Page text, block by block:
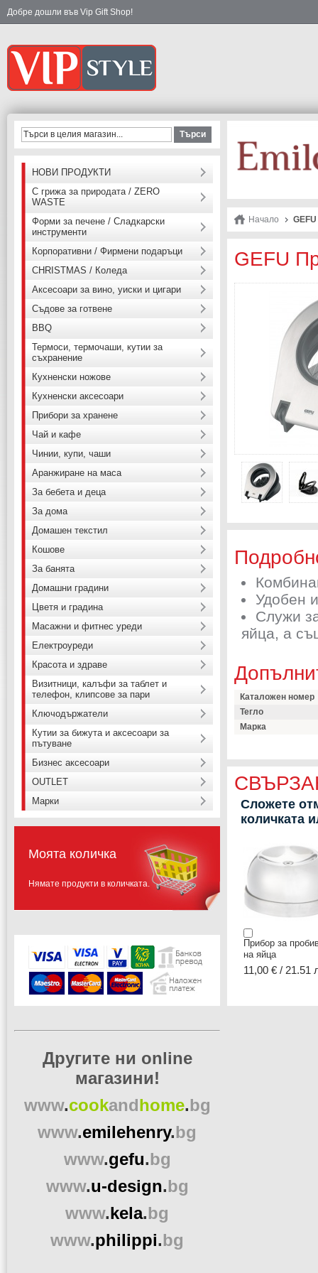
Добре дошли във Vip Gift Shop!
Начало
GEFU
Удобен
Служи
яйца, а
Каталожен номер
Тегло
Марка
Сложете
количката
Прибор за
на яйца
11,00 € / 21.51
Търси
НОВИ ПРОДУКТИ
С грижа за природата / ZERO
WASTE
Форми за печене / Сладкарски
инструменти
Корпоративни / Фирмени подаръци
CHRISTMAS / Коледа
Аксесоари за вино, уиски и цигари
Съдове за готвене
BBQ
Термоси, термочаши, кутии за
съхранение
Кухненски ножове
Кухненски аксесоари
Прибори за хранене
Чай и кафе
Чинии, купи, чаши
Аранжиране на маса
За бебета и деца
За дома
Домашен текстил
Кошове
За банята
Домашни градини
Цветя и градина
Масажни и фитнес уреди
Електроуреди
Красота и здраве
Визитници, калъфи за таблет и
телефон, клипсове за пари
Ключодържатели
Кутии за бижута и аксесоари за
пътуване
Бизнес аксесоари
OUTLET
Марки
Моята количка
Нямате продукти в количката.
Другите ни online
магазини!
www.cookandhome.bg
www.emilehenry.bg
www.gefu.bg
www.u-design.bg
www.kela.bg
www.philippi.bg